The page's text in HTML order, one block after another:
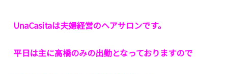
UnaCasitaは夫婦経営のヘアサロンです。
平日は主に高橋のみの出勤となっておりますので